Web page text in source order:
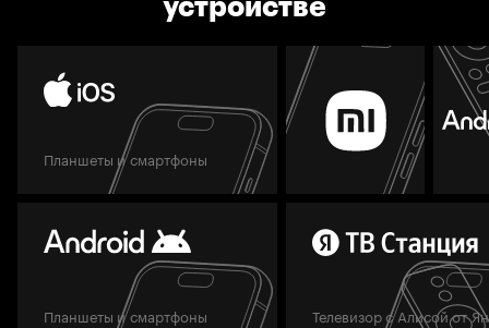
Планшеты и смартфоны
Планшеты и смартфоны Телевизор с Алисой от